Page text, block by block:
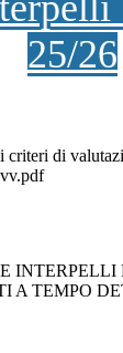
25/26
criteri di
A TEMPO